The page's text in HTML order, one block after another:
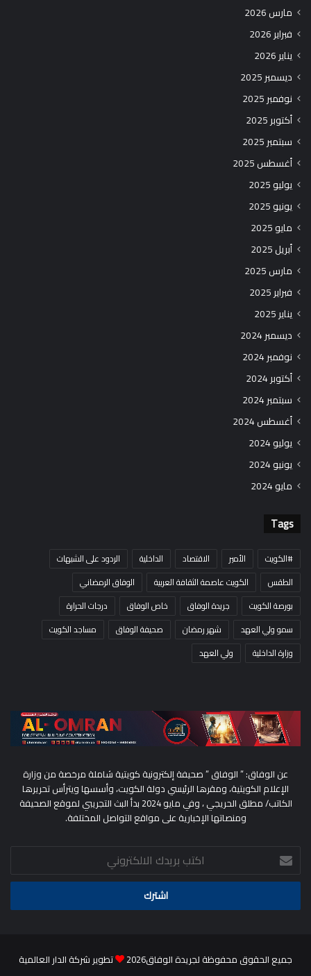
مارس 2026
فبراير 2026
يناير 2026
ديسمبر 2025
نوفمبر 2025
أكتوبر 2025
سبتمبر 2025
أغسطس 2025
يوليو 2025
يونيو 2025
مايو 2025
أبريل 2025
مارس 2025
فبراير 2025
يناير 2025
ديسمبر 2024
نوفمبر 2024
أكتوبر 2024
سبتمبر 2024
أغسطس 2024
يوليو 2024
يونيو 2024
مايو 2024
Tags
#الكويت الأمير الاقتصاد الداخلية
الردود على الشبهات
الطقس
الكويت عاصمة الثقافة العربية
الوفاق الرمضاني
بورصة الكويت
جريدة الوفاق خاص الوفاق
درجات الحرارة
سمو ولي العهد
شهر رمضان صحيفة الوفاق
مساجد الكويت
وزارة الداخلية
ولي العهد
عن الوفاق: ” الوفاق ” صحيفة إلكترونية كويتية شاملة مرخصة من وزارة
الإعلام الكويتية، ومقرها الرئيسي دولة الكويت، وأسسها ويترأس تحريرها
الكاتب/ مطلق الحريجي ، وفي مايو 2024 بدأ البث التجريبي لموقع الصحيفة
ومنصاتها الإخبارية على مواقع التواصل المختلفة.
اكتب
بريدك
الالكتروني
جميع الحقوق محفوظة لجريدة الوفاق2026 تطوير شركة الدار العالمية